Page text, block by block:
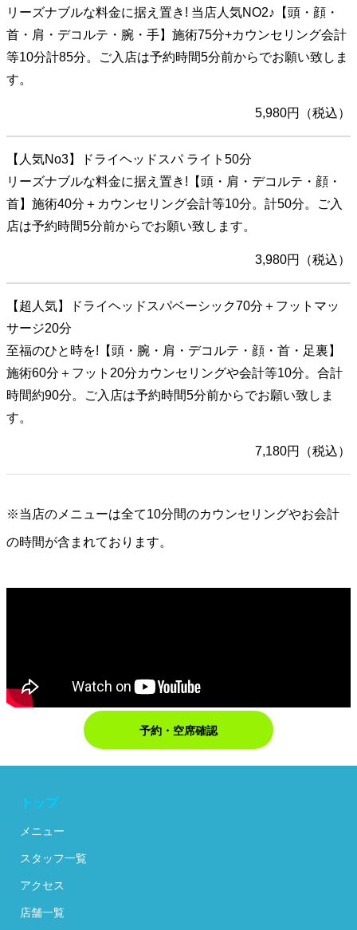
リーズナブルな料金に据え置き! 当店人気NO2♪【頭・顔・
首・肩・デコルテ・腕・手】施術75分+カウンセリング会計
等10分計85分。ご入店は予約時間5分前からでお願い致しま
す。
5,980円（税込）
【人気No3】ドライヘッドスパ ライト50分
リーズナブルな料金に据え置き!【頭・肩・デコルテ・顔・
首】施術40分＋カウンセリング会計等10分。計50分。ご入
店は予約時間5分前からでお願い致します。
3,980円（税込）
【超人気】ドライヘッドスパベーシック70分＋フットマッ
サージ20分
至福のひと時を!【頭・腕・肩・デコルテ・顔・首・足裏】
施術60分＋フット20分カウンセリングや会計等10分。合計
時間約90分。ご入店は予約時間5分前からでお願い致しま
す。
7,180円（税込）
※当店のメニューは全て10分間のカウンセリングやお会計
の時間が含まれております。
予約・空席確認
トップ
メニュー
スタッフ一覧
アクセス
店舗一覧